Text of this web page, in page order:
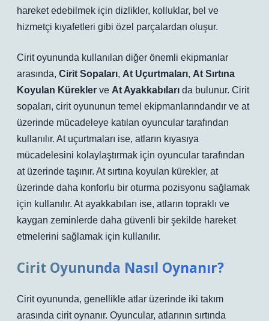
hareket edebilmek için dizlikler, kolluklar, bel ve
hizmetçi kıyafetleri gibi özel parçalardan oluşur.
Cirit oyununda kullanılan diğer önemli ekipmanlar
arasında, Cirit Sopaları, At Uçurtmaları, At Sırtına
Koyulan Kürekler ve At Ayakkabıları da bulunur. Cirit
sopaları, cirit oyununun temel ekipmanlarındandır ve at
üzerinde mücadeleye katılan oyuncular tarafından
kullanılır. At uçurtmaları ise, atların kıyasıya
mücadelesini kolaylaştırmak için oyuncular tarafından
at üzerinde taşınır. At sırtına koyulan kürekler, at
üzerinde daha konforlu bir oturma pozisyonu sağlamak
için kullanılır. At ayakkabıları ise, atların topraklı ve
kaygan zeminlerde daha güvenli bir şekilde hareket
etmelerini sağlamak için kullanılır.
Cirit Oyununda Nasıl Oynanır?
Cirit oyununda, genellikle atlar üzerinde iki takım
arasında cirit oynanır. Oyuncular, atlarının sırtında